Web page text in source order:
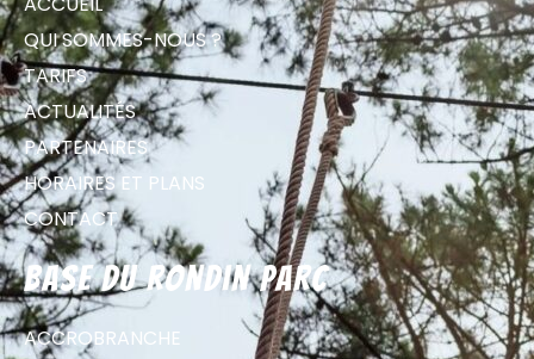
QUI SOMMES-NOUS ?
TARIFS
ACTUALITÉS
PARTENAIRES
HORAIRES ET PLANS
CONTACT
Base du Rondin parc
ACCROBRANCHE